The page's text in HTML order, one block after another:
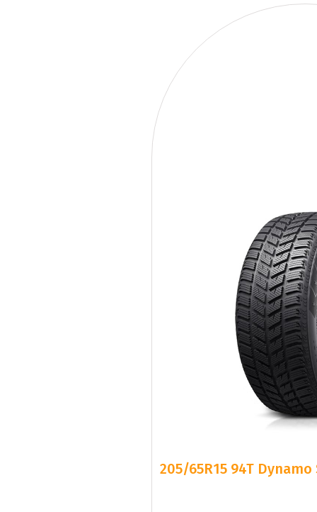
205/65R15 94T Dynamo